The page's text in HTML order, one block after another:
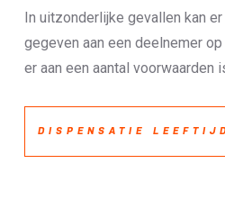
In uitzonderlijke gevallen kan
gegeven aan een deelnemer
er aan een aantal voorwaarden
DISPENSATIE